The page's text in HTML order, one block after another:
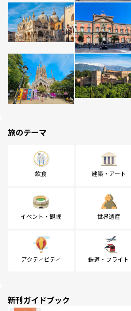
旅のテーマ
飲食 建築・アート
イベント・観戦 世界遺産
アクティビティ 鉄道・フライト
新刊ガイドブック